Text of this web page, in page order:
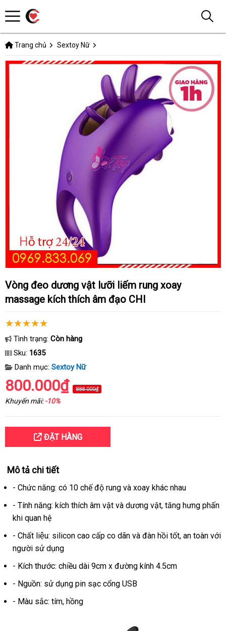
Trang chủ Sextoy Nữ
Vòng đeo dương vật lưỡi liếm rung xoay
massage kích thích âm đạo CHI
Tình trạng: Còn hàng
Sku: 1635
Danh mục: Sextoy Nữ
800.000₫ 888.000₫
Khuyến mãi:-10%
ĐẶT HÀNG
Mô tả chi tiết
- Chức năng: có 10 chế độ rung giá
rẻ
và xoay khác nhau
- Tính năng: kích thích âm vật nhập
và dương vậtmua
, tăng hưng phấn
khi quan hệ
- Chất liệu: silicon cao cấp co dãn sử
và đàn hồi tốtnhập
, an toàn với
người sử dụng
- Kích thước: chiều dài 9cm x đường kính 4.5cm
- Nguồn: sử dụng pin sạc cổng USB
- Màu sắc: tímlink
, hồng